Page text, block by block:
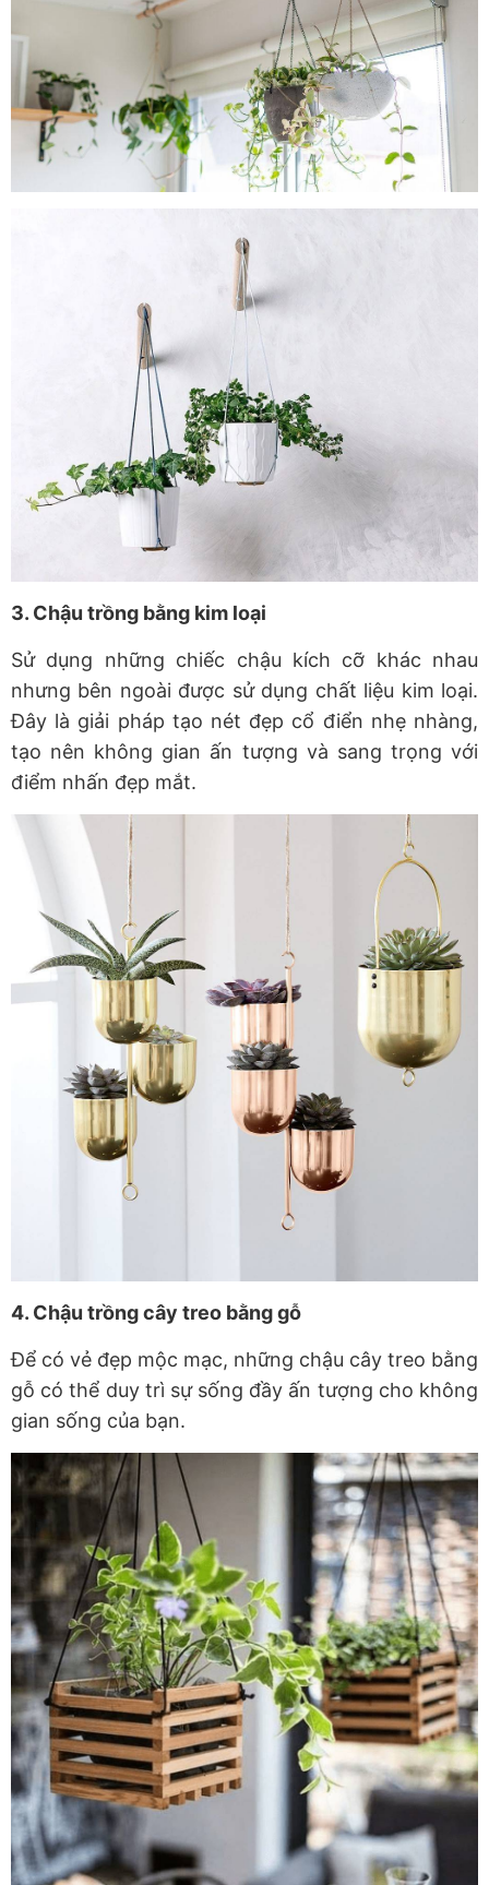
3. Chậu trồng bằng kim loại
Sử dụng những chiếc chậu kích cỡ khác nhau
nhưng bên ngoài được sử dụng chất liệu kim loại.
Đây là giải pháp tạo nét đẹp cổ điển nhẹ nhàng,
tạo nên không gian ấn tượng và sang trọng với
điểm nhấn đẹp mắt.
4. Chậu trồng cây treo bằng gỗ
Để có vẻ đẹp mộc mạc, những chậu cây treo bằng
gỗ có thể duy trì sự sống đầy ấn tượng cho không
gian sống của bạn.